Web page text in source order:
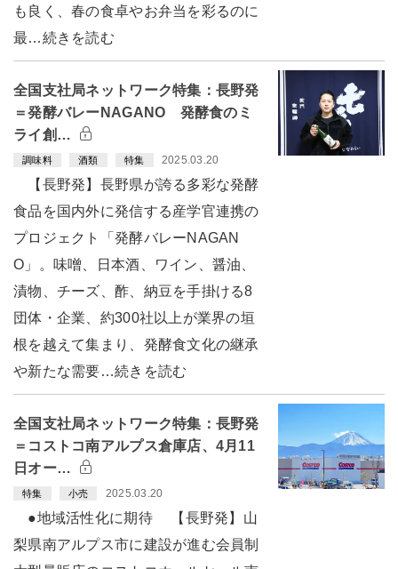
も良く、春の食卓やお弁当を彩るのに
最…続きを読む
全国支社局ネットワーク特集：長野発
＝発酵バレーNAGANO 発酵食のミ
ライ創…
調味料 酒類 特集 2025.03.20
【長野発】長野県が誇る多彩な発酵
食品を国内外に発信する産学官連携の
プロジェクト「発酵バレーNAGAN
O」。味噌、日本酒、ワイン、醤油、
漬物、チーズ、酢、納豆を手掛ける8
団体・企業、約300社以上が業界の垣
根を越えて集まり、発酵食文化の継承
や新たな需要…続きを読む
全国支社局ネットワーク特集：長野発
＝コストコ南アルプス倉庫店、4月11
日オー…
特集 小売 2025.03.20
●地域活性化に期待 【長野発】山
梨県南アルプス市に建設が進む会員制